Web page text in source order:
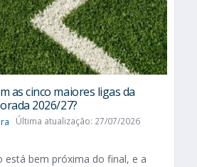
as cinco maiores ligas da
2026/27?
Última atualização: 27/07/2026
está bem próxima do final, e a